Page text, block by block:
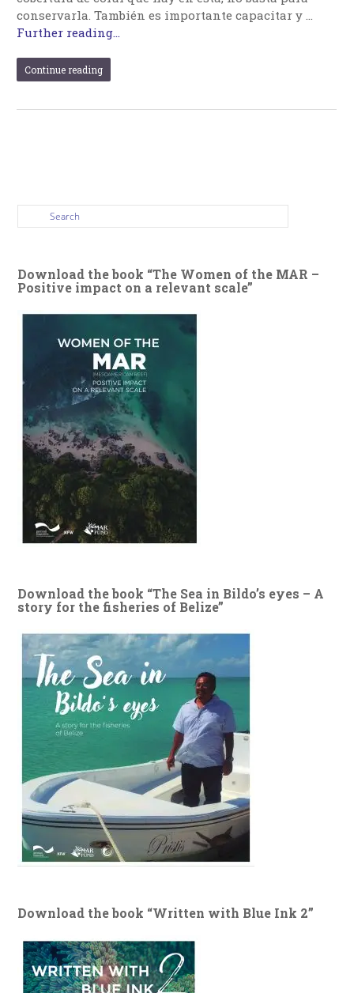
conservarla. También es importante capacitar y …
Further reading...
Continue reading
Download the book “The Women of the MAR –
Positive impact on a relevant scale”
Download the book “The Sea in Bildo’s eyes – A
story for the fisheries of Belize”
Download the book “Written with Blue Ink 2”